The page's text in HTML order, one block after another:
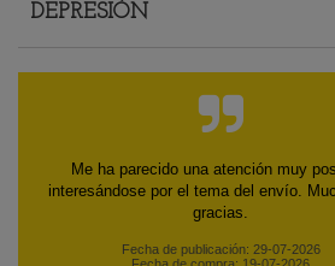
DEPRESIÓN
Precio y envío rápido.
Fecha de publicación: 13-06-2026
Fecha de compra: 10-06-2026